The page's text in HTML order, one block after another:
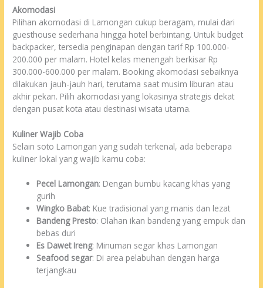
Akomodasi
Pilihan akomodasi di Lamongan cukup beragam, mulai dari
guesthouse sederhana hingga hotel berbintang. Untuk budget
backpacker, tersedia penginapan dengan tarif Rp 100.000-
200.000 per malam. Hotel kelas menengah berkisar Rp
300.000-600.000 per malam. Booking akomodasi sebaiknya
dilakukan jauh-jauh hari, terutama saat musim liburan atau
akhir pekan. Pilih akomodasi yang lokasinya strategis dekat
dengan pusat kota atau destinasi wisata utama.
Kuliner Wajib Coba
Selain soto Lamongan yang sudah terkenal, ada beberapa
kuliner lokal yang wajib kamu coba:
Pecel Lamongan: Dengan bumbu kacang khas yang
gurih
Wingko Babat: Kue tradisional yang manis dan lezat
Bandeng Presto: Olahan ikan bandeng yang empuk dan
bebas duri
Es Dawet Ireng: Minuman segar khas Lamongan
Seafood segar: Di area pelabuhan dengan harga
terjangkau